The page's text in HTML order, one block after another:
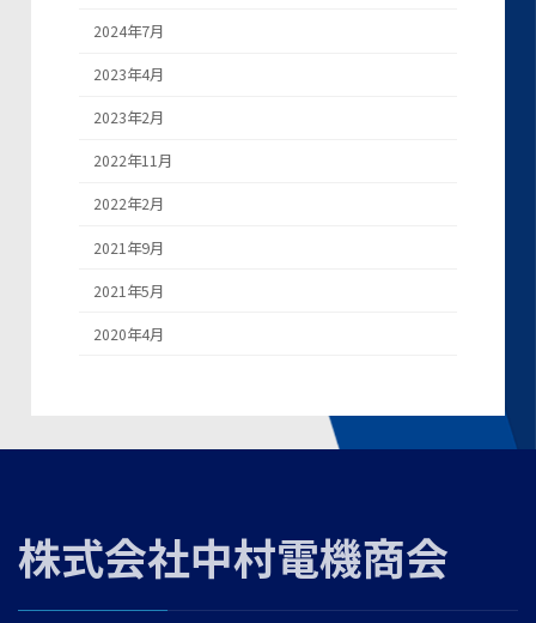
2024年7月
2023年4月
2023年2月
2022年11月
2022年2月
2021年9月
2021年5月
2020年4月
株式会社中村電機商会